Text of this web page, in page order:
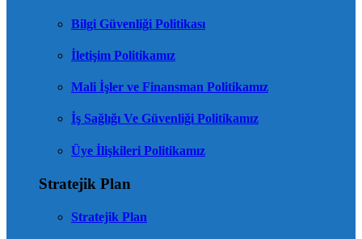
Bilgi Güvenliği Politikası
İletişim Politikamız
Mali İşler ve Finansman Politikamız
İş Sağlığı Ve Güvenliği Politikamız
Üye İlişkileri Politikamız
Stratejik Plan
Stratejik Plan